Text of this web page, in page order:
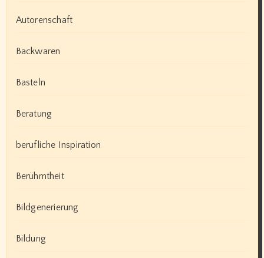
Autorenschaft
Backwaren
Basteln
Beratung
berufliche Inspiration
Berühmtheit
Bildgenerierung
Bildung